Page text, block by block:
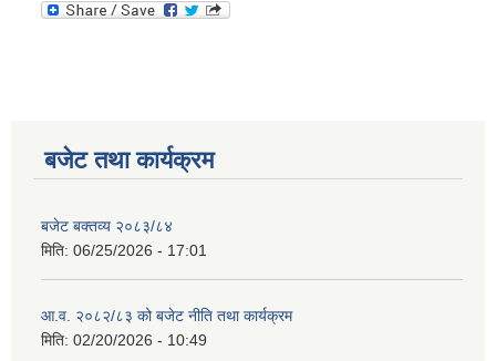
बजेट तथा कार्यक्रम
बजेट बक्तव्य २०८३/८४
मिति: 06/25/2026 - 17:01
आ.व. २०८२/८३ को बजेट नीति तथा कार्यक्रम
मिति: 02/20/2026 - 10:49